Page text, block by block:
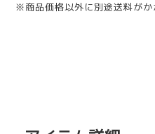
※商品価格以外に別途送料がか